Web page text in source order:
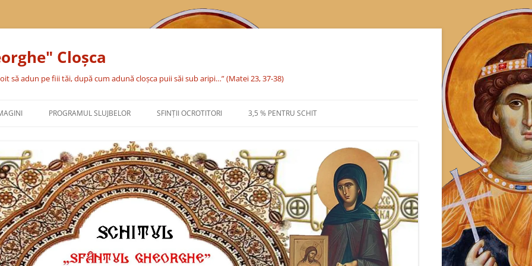
Cloşca
să adun pe fiii tăi, după cum adună cloşca puii săi sub aripi…” (Matei 23, 37-38)
PROGRAMUL SLUJBELOR SFINŢII OCROTITORI
SFÂNTUL MARE MUCENIC
GHEORGHE
3,5 % PENTRU SCHIT